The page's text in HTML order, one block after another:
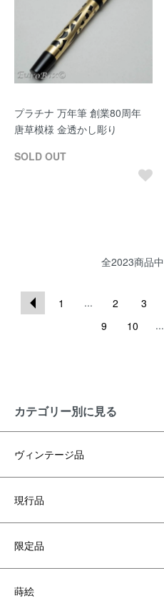
プラチナ 万年筆 創業80周年
唐草模様 金透かし彫り
SOLD OUT
全2023商品中
1 ... 2 3
9
10 ...
カテゴリー別に見る
ヴィンテージ品
現行品
限定品
蒔絵